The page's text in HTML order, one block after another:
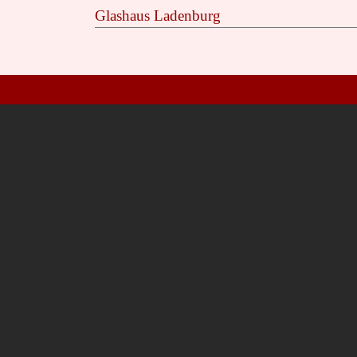
Glashaus Ladenburg
Nichts verpassen: Abonnieren Sie